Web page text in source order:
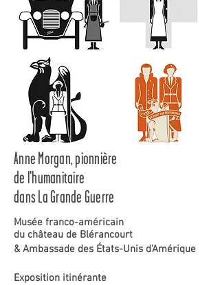
Anne Morgan, pionnière
de l'humanitaire
dansLa Grande Guerre
Musée franco-américain
du château de Blérancourt
& Ambassade des États-Unis d'Amérique
Exposition itinérante